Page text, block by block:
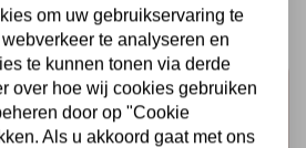
nieuwsbrief
actie en nieuwe producten
om uw gebruikservaring te
te analyseren en
te kunnen tonen via derde
over hoe wij cookies gebruiken
door op "Cookie
Als u akkoord gaat met ons